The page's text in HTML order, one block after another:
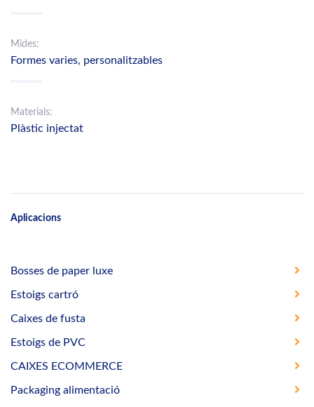
Mides:
Formes varies, personalitzables
Materials:
Plàstic injectat
Aplicacions
Bosses de paper luxe
Estoigs cartró
Caixes de fusta
Estoigs de PVC
CAIXES ECOMMERCE
Packaging alimentació